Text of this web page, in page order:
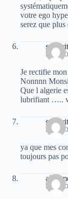
votre ego
serez que
23
Je rectifie
Nonnnn
Que l algerie
lubrifiant …..
23
ya que mes
toujours pas
ali
23